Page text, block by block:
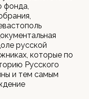
фонда,
русской
которые по
Русского
и тем самым